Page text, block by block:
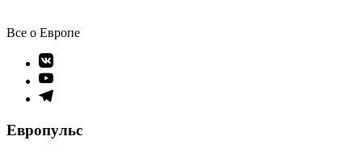
Все о Европе
Элемент
меню
Элемент
меню
Элемент
Европульс